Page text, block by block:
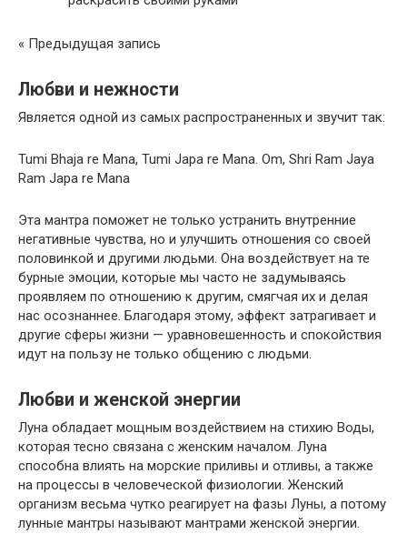
« Предыдущая запись
Любви и нежности
Является одной из самых распространенных и звучит так:
Tumi Bhaja re Mana, Tumi Japa re Mana. Om, Shri Ram Jaya
Ram Japa re Mana
Эта мантра поможет не только устранить внутренние
негативные чувства, но и улучшить отношения со своей
половинкой и другими людьми. Она воздействует на те
бурные эмоции, которые мы часто не задумываясь
проявляем по отношению к другим, смягчая их и делая
нас осознаннее. Благодаря этому, эффект затрагивает и
другие сферы жизни — уравновешенность и спокойствия
идут на пользу не только общению с людьми.
Любви и женской энергии
Луна обладает мощным воздействием на стихию Воды,
которая тесно связана с женским началом. Луна
способна влиять на морские приливы и отливы, а также
на процессы в человеческой физиологии. Женский
организм весьма чутко реагирует на фазы Луны, а потому
лунные мантры называют мантрами женской энергии.